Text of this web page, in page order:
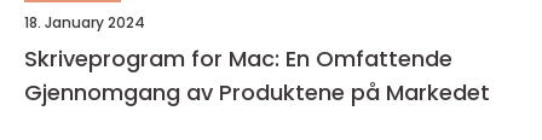
18. January 2024
Skriveprogram for Mac: En Omfattende
Gjennomgang av Produktene på Markedet